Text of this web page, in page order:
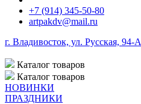
+7 (914) 345-50-80
artpakdv@mail.ru
г. Владивосток, ул. Русская, 94-А
Каталог товаров
Каталог товаров
НОВИНКИ
ПРАЗДНИКИ